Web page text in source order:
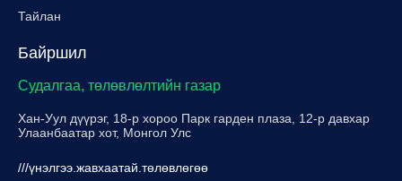
Тайлан
Байршил
Судалгаа, төлөвлөлтийн газар
Хан-Уул дүүрэг, 18-р хороо Парк гарден плаза, 12-р давхар
Улаанбаатар хот, Монгол Улс
///үнэлгээ.жавхаатай.төлөвлөгөө